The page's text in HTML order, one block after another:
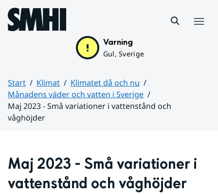
Hoppa till sidans innehåll
Varning
Gul, Sverige
Start Klimat
Klimatet då och nu
Månadens väder och vatten i Sverige
Maj 2023 - Små variationer i vattenstånd och
våghöjder
Maj 2023 - Små variationer i
vattenstånd och våghöjder